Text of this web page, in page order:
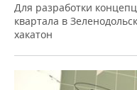
Для разработки
квартала в
хакатон